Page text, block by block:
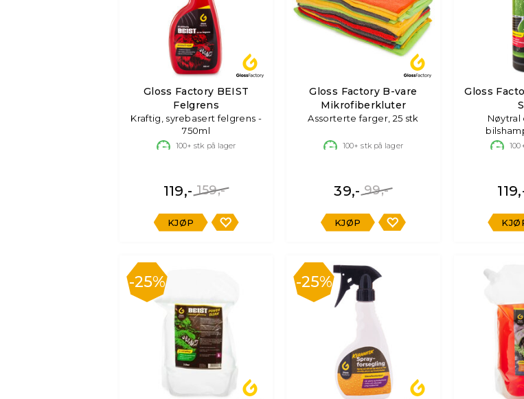
Gloss Factory BEIST
Felgrens
Kraftig, syrebasert felgrens -
750ml
100+ stk på lager
159,-
119,-
KJØP
Gloss Factory B-vare
Mikrofiberkluter
Assorterte farger, 25 stk
100+ stk på lager
99,-
39,-
KJØP
Gloss
25% 25%